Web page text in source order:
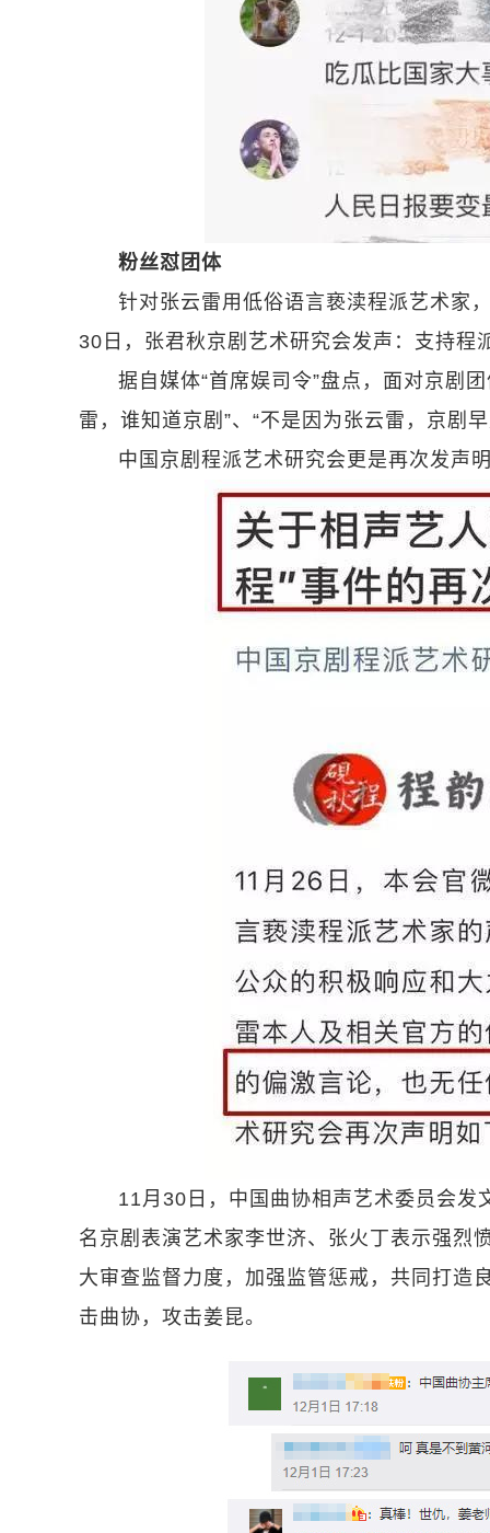
粉丝怼团体
针对张云雷用低俗语言亵渎程派艺术家
30日，张君秋京剧艺术研究会发声：支持程
据自媒体“首席娱司令”盘点，面对京剧
雷，谁知道京剧”、“不是因为张云雷，京剧
中国京剧程派艺术研究会更是再次发声
11月30日，中国曲协相声艺术委员会发
名京剧表演艺术家李世济、张火丁表示强烈
大审查监督力度，加强监管惩戒，共同打造
击曲协，攻击姜昆。